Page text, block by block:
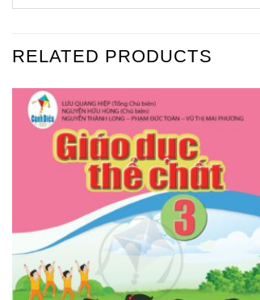
RELATED PRODUCTS